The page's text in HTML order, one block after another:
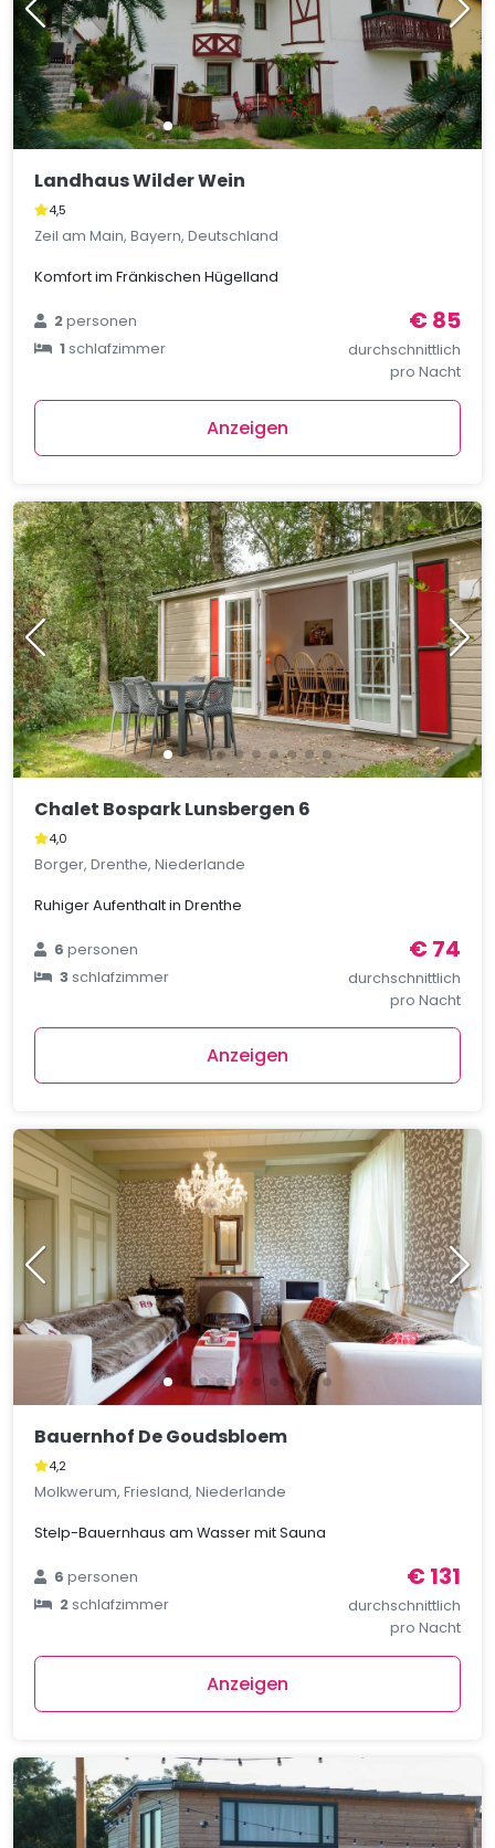
Landhaus Wilder Wein
4,5
Zeil am Main, Bayern, Deutschland
Komfort im Fränkischen Hügelland
2personen
1schlafzimmer
€ 85
durchschnittlich
pro Nacht
Anzeigen
Chalet Bospark Lunsbergen 6
4,0
Borger, Drenthe, Niederlande
Ruhiger Aufenthalt in Drenthe
6personen
3schlafzimmer
€ 74
durchschnittlich
pro Nacht
Anzeigen
Bauernhof De Goudsbloem
4,2
Molkwerum, Friesland, Niederlande
Stelp-Bauernhaus am Wasser mit Sauna
6personen
2schlafzimmer
€ 131
durchschnittlich
pro Nacht
Anzeigen